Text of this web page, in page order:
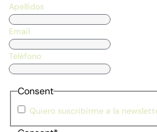
Apellidos
Email
Teléfono
Consent
Quiero suscribirme a la